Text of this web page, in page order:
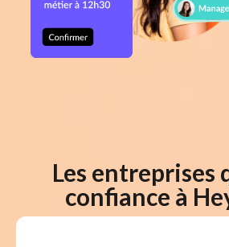
Les entreprises
confiance à